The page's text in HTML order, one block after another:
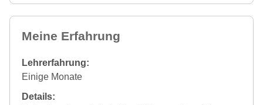
Meine Erfahrung
Lehrerfahrung:
Einige Monate
Details: